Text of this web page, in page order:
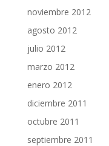
noviembre 2012
agosto 2012
julio 2012
marzo 2012
enero 2012
diciembre 2011
octubre 2011
septiembre 2011